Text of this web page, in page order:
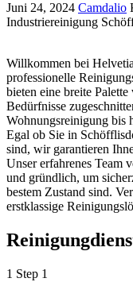
Juni 24, 2024 Camdalio
Industriereinigung
Willkommen bei
professionelle
bieten eine breite
Bedürfnisse
Wohnungsreinigung bis
Egal ob Sie in
sind, wir garantieren
Unser erfahrenes Team
und gründlich, um
bestem Zustand sind.
erstklassige
1 Step 1